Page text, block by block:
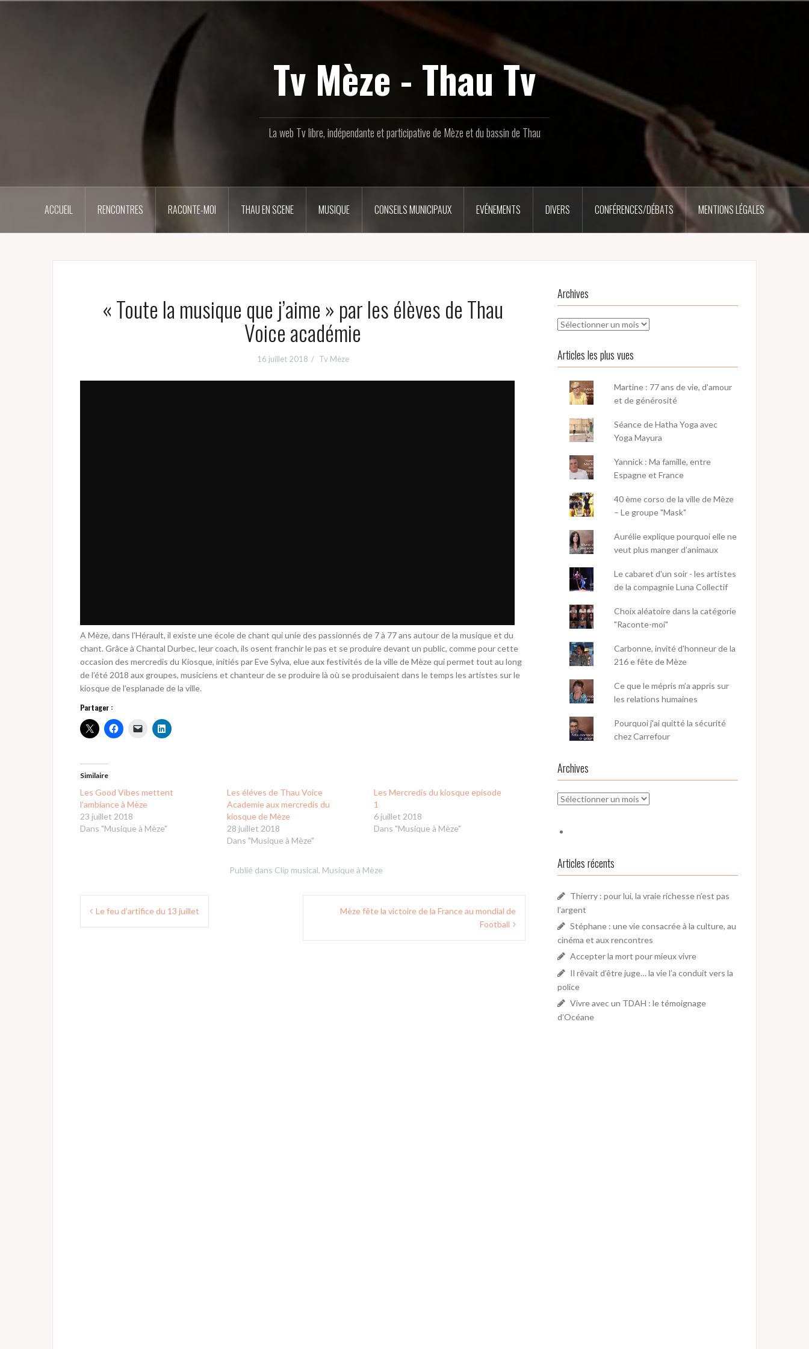
Tv Mèze - Thau Tv
La web Tv libre, indépendante et participative de Mèze et du bassin de Thau
ACCUEIL RENCONTRES RACONTE-MOI THAU EN SCENE MUSIQUE CONSEILS MUNICIPAUX EVÉNEMENTS DIVERS CONFÉRENCES/DÉBATS MENTIONS LÉGALES
« Toute la musique que j’aime » par les élèves de Thau
Voice académie
16 juillet 2018 Tv Mèze
A Mèze, dans l’Hérault, il existe une école de chant qui unie des passionnés de 7 à 77 ans autour de la musique et du
chant. Grâce à Chantal Durbec, leur coach, ils osent franchir le pas et se produire devant un public, comme pour cette
occasion des mercredis du Kiosque, initiés par Eve Sylva, elue aux festivités de la ville de Mèze qui permet tout au long
de l’été 2018 aux groupes, musiciens et chanteur de se produire là où se produisaient dans le temps les artistes sur le
kiosque de l’esplanade de la ville.
Partager :
Similaire
Les Good Vibes mettent
l’ambiance à Mèze
23 juillet 2018
Dans "Musique à Mèze"
Les éléves de Thau Voice
Academie aux mercredis du
kiosque de Mèze
28 juillet 2018
Dans "Musique à Mèze"
Les Mercredis du kiosque episode
1
6 juillet 2018
Dans "Musique à Mèze"
Publié dans Clip musical, Musique à Mèze
Navigation
Le feu d’artifice du 13 juillet
Mèze fête la victoire de la France au mondial de
Football
Archives
Archives
Articles les plus vues
Martine : 77 ans de vie, d'amour
et de générosité
Séance de Hatha Yoga avec
Yoga Mayura
Yannick : Ma famille, entre
Espagne et France
40 ème corso de la ville de Mèze
– Le groupe "Mask"
Aurélie explique pourquoi elle ne
veut plus manger d’animaux
Le cabaret d'un soir - les artistes
de la compagnie Luna Collectif
Choix aléatoire dans la catégorie
"Raconte-moi"
Carbonne, invité d'honneur de la
216 e fête de Mèze
Ce que le mépris m’a appris sur
les relations humaines
Pourquoi j'ai quitté la sécurité
chez Carrefour
Archives
Archives
Articles récents
Thierry : pour lui, la vraie richesse n’est pas
l’argent
Stéphane : une vie consacrée à la culture, au
cinéma et aux rencontres
Accepter la mort pour mieux vivre
Il rêvait d’être juge… la vie l’a conduit vers la
police
Vivre avec un TDAH : le témoignage
d’Océane